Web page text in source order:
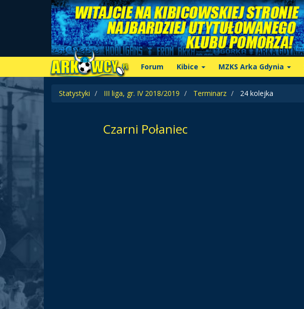
Forum Kibice MZKS Arka Gdynia
Statystyki III liga, gr. IV 2018/2019 Terminarz 24 kolejka
Czarni Połaniec